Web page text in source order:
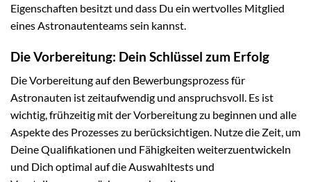
Eigenschaften besitzt und dass Du ein wertvolles Mitglied
eines Astronautenteams sein kannst.
Die Vorbereitung: Dein Schlüssel zum Erfolg
Die Vorbereitung auf den Bewerbungsprozess für
Astronauten ist zeitaufwendig und anspruchsvoll. Es ist
wichtig, frühzeitig mit der Vorbereitung zu beginnen und alle
Aspekte des Prozesses zu berücksichtigen. Nutze die Zeit, um
Deine Qualifikationen und Fähigkeiten weiterzuentwickeln
und Dich optimal auf die Auswahltests und